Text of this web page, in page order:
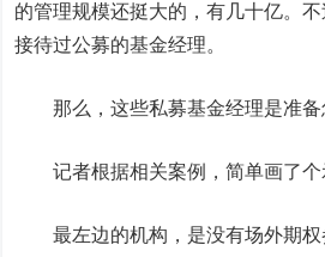
的管理规模还挺大的，有几十亿。
接待过公募的基金经理。
那么，这些私募基金经理是准备
记者根据相关案例，简单画了个
最左边的机构，是没有场外期权